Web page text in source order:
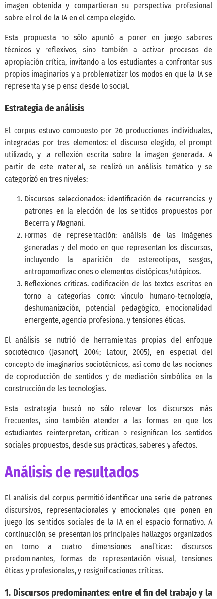
imagen obtenida y compartieran su perspectiva profesional
sobre el rol de la IA en el campo elegido.
Esta propuesta no sólo apuntó a poner en juego saberes
técnicos y reflexivos, sino también a activar procesos de
apropiación crítica, invitando a los estudiantes a confrontar sus
propios imaginarios y a problematizar los modos en que la IA se
representa y se piensa desde lo social.
Estrategia de análisis
El corpus estuvo compuesto por 26 producciones individuales,
integradas por tres elementos: el discurso elegido, el prompt
utilizado, y la reflexión escrita sobre la imagen generada. A
partir de este material, se realizó un análisis temático y se
categorizó en tres niveles:
Discursos seleccionados: identificación de recurrencias y
patrones en la elección de los sentidos propuestos por
Becerra y Magnani.
Formas de representación: análisis de las imágenes
generadas y del modo en que representan los discursos,
incluyendo la aparición de estereotipos, sesgos,
antropomorfizaciones o elementos distópicos/utópicos.
Reflexiones críticas: codificación de los textos escritos en
torno a categorías como: vínculo humano-tecnología,
deshumanización, potencial pedagógico, emocionalidad
emergente, agencia profesional y tensiones éticas.
El análisis se nutrió de herramientas propias del enfoque
sociotécnico(Jasanoff, 2004; Latour, 2005), en especial del
concepto de imaginarios sociotécnicos, así como de las nociones
de coproducción de sentidos y de mediación simbólica en la
construcción de las tecnologías.
Esta estrategia buscó no sólo relevar los discursos más
frecuentes, sino también atender a las formas en que los
estudiantes reinterpretan, critican o resignifican los sentidos
sociales propuestos, desde sus prácticas, saberes y afectos.
Análisis de resultados
El análisis del corpus permitió identificar una serie de patrones
discursivos, representacionales y emocionales que ponen en
juego los sentidos sociales de la IA en el espacio formativo. A
continuación, se presentan los principales hallazgos organizados
en torno a cuatro dimensiones analíticas: discursos
predominantes, formas de representación visual, tensiones
éticas y profesionales, y resignificaciones críticas.
1. Discursos predominantes: entre el fin del trabajo y la